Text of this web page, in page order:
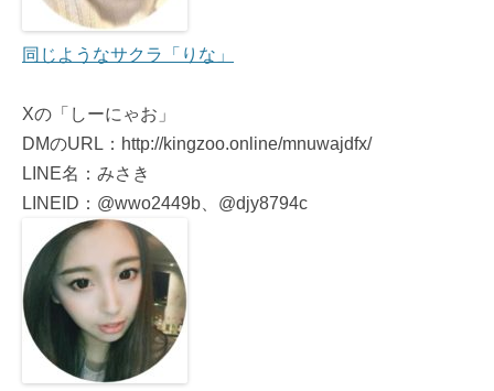
同じようなサクラ「りな」
Xの「しーにゃお」
DMのURL：http://kingzoo.online/mnuwajdfx/
LINE名：みさき
LINEID：@wwo2449b、@djy8794c